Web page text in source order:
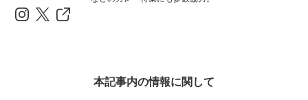
本記事内の情報に関して